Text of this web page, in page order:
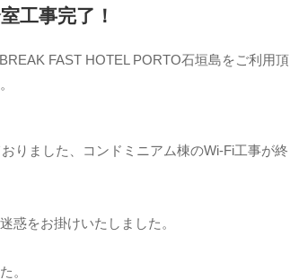
工事完了！
FAST HOTEL PORTO石垣島をご利用頂
りました、コンドミニアム棟のWi-Fi工事が終
惑をお掛けいたしました。
。